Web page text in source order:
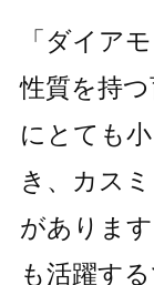
「ダイア
性質を持
にとても
き、カス
がありま
も活躍す